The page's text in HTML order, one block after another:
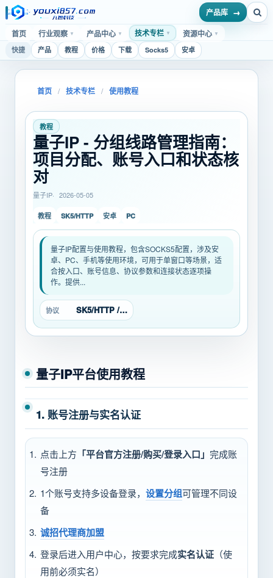
首页 行业观察 ▼ 产品中心 ▼ 技术专栏 ▼ 资源中心 ▼
产品库
快捷 产品 教程 价格 下载 Socks5 安卓
首页 / 技术专栏 / 使用教程
教程
量子IP - 分组线路管理指南：
项目分配、账号入口和状态核
对
量子IP 2026-05-05
教程 SK5/HTTP 安卓 PC
量子IP配置与使用教程，包含SOCKS5配置，涉及安
卓、PC、手机等使用环境，可用于单窗口等场景，适
合按入口、账号信息、协议参数和连接状态逐项操
作。提供...
协议 SK5/HTTP / 安卓 / PC
量子IP平台使用教程
1. 账号注册与实名认证
点击上方 「平台官方注册/购买/登录入口」 完成账
号注册
1个账号支持多设备登录， 设置分组可管理不同设
备
诚招代理商加盟
登录后进入用户中心，按要求完成实名认证 （使
用前必须实名）